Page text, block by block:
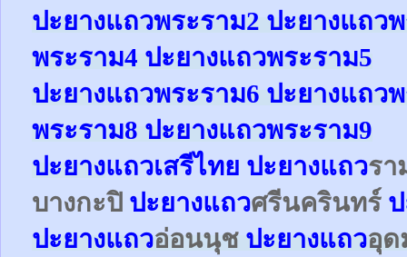
ปะยางแถวพระราม2 ปะยางแถว
พระราม4 ปะยางแถวพระราม5
ปะยางแถวพระราม6 ปะยางแถว
พระราม8 ปะยางแถวพระราม9
ปะยางแถวเสรีไทย ปะยางแถวร
บางกะปิ ปะยางแถวศรีนครินทร์
ปะยางแถวอ่อนนุช ปะยางแถวอุ